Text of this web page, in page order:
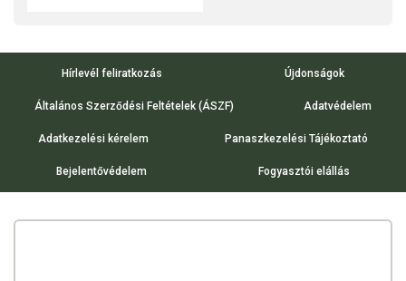
Hírlevél feliratkozás Újdonságok
Általános Szerződési Feltételek (ÁSZF) Adatvédelem
Adatkezelési kérelem Panaszkezelési Tájékoztató
Bejelentővédelem Fogyasztói elállás